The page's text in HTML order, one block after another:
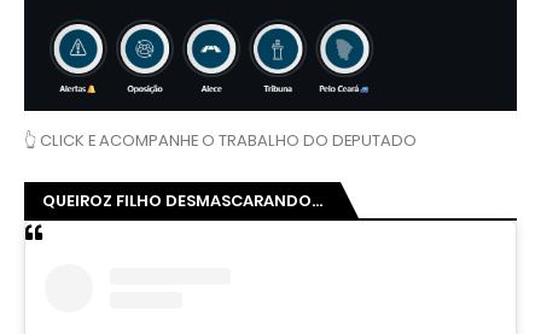
👆 CLICK E ACOMPANHE O TRABALHO DO DEPUTADO
QUEIROZ FILHO DESMASCARANDO...